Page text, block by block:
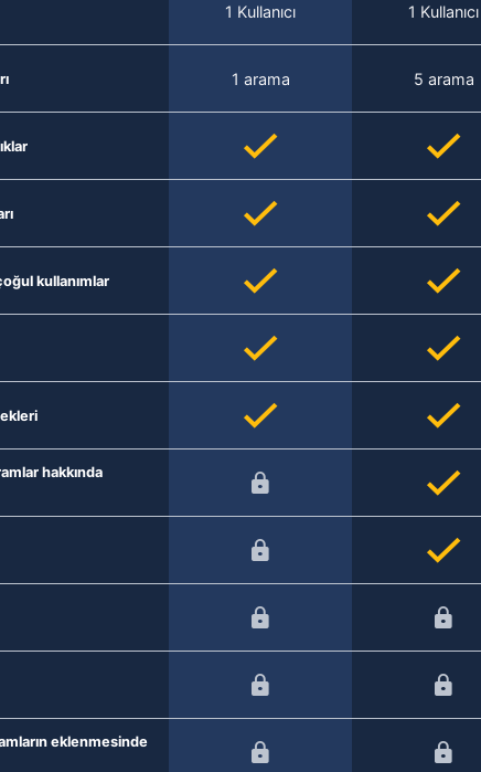
1 Kullanıcı 1 Kullanıcı
1 arama 5 arama
kullanımlar
hakkında
eklenmesinde